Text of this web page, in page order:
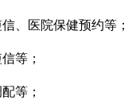
、医院保健预约等；
等；
等；